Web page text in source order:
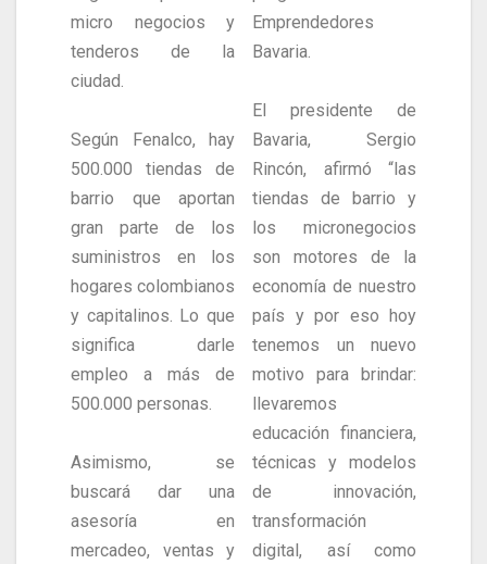
micro negocios y
tenderos de la
ciudad.
Según Fenalco, hay
500.000 tiendas de
barrio que aportan
gran parte de los
suministros en los
hogares colombianos
y capitalinos. Lo que
significa darle
empleo a más de
500.000 personas.
Asimismo, se
buscará dar una
asesoría en
mercadeo, ventas y
Emprendedores
Bavaria.
El presidente de
Bavaria, Sergio
Rincón, afirmó “las
tiendas de barrio y
los micronegocios
son motores de la
economía de nuestro
país y por eso hoy
tenemos un nuevo
motivo para brindar:
llevaremos
educación financiera,
técnicas y modelos
de innovación,
transformación
digital, así como